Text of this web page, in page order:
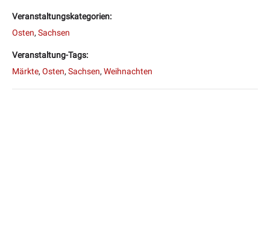
Veranstaltungskategorien:
Osten, Sachsen
Veranstaltung-Tags:
Märkte, Osten, Sachsen, Weihnachten